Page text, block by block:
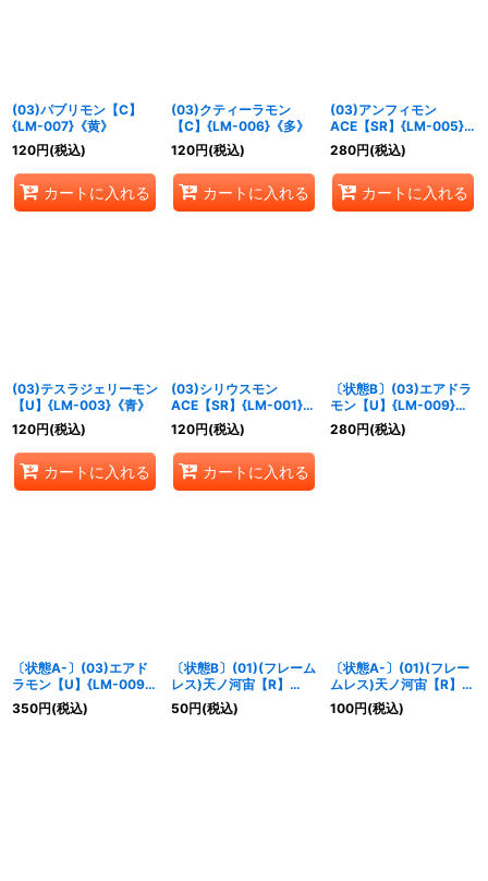
(03)パブリモン【C】
{LM-007}《黄》
120円(税込)
カートに入れる
(03)クティーラモン
【C】{LM-006}《多》
120円(税込)
カートに入れる
(03)アンフィモン
ACE【SR】{LM-005}
《青》
280円(税込)
カートに入れる
(03)テスラジェリーモン
【U】{LM-003}《青》
120円(税込)
カートに入れる
(03)シリウスモン
ACE【SR】{LM-001}
《赤》
120円(税込)
カートに入れる
〔状態B〕(03)エアドラ
モン【U】{LM-009}
《緑》
280円(税込)
〔状態A-〕(03)エアド
ラモン【U】{LM-009}
《緑》
350円(税込)
〔状態B〕(01)(フレーム
レス)天ノ河宙【R】
{BT8-086}《赤》
50円(税込)
〔状態A-〕(01)(フレー
ムレス)天ノ河宙【R】
{BT8-086}《赤》
100円(税込)